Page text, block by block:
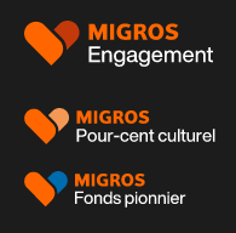
Pied
page